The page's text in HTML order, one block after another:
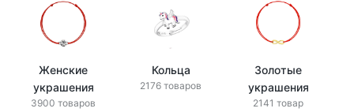
Женские
украшения
3900 товаров
Кольца
2176 товаров
Золотые
украшения
2141 товар